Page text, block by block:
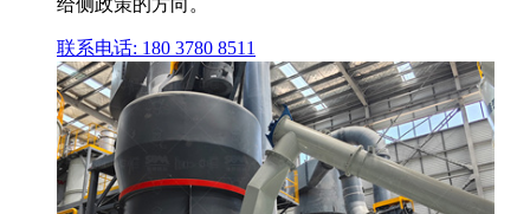
联系电话: 180 3780 8511